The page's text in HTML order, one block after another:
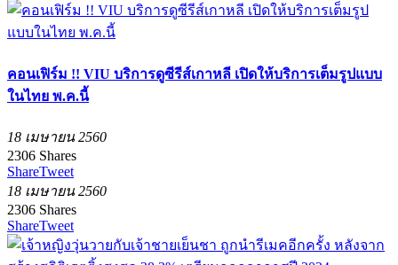
คอนเฟิร์ม !! VIU บริการดูซีรีส์เกาหลี เปิดให้บริการเต็มรูปแบบ
ในไทย พ.ค.นี้
18 เมษายน 2560
2306 Shares
ShareTweet
18 เมษายน 2560
2306 Shares
ShareTweet